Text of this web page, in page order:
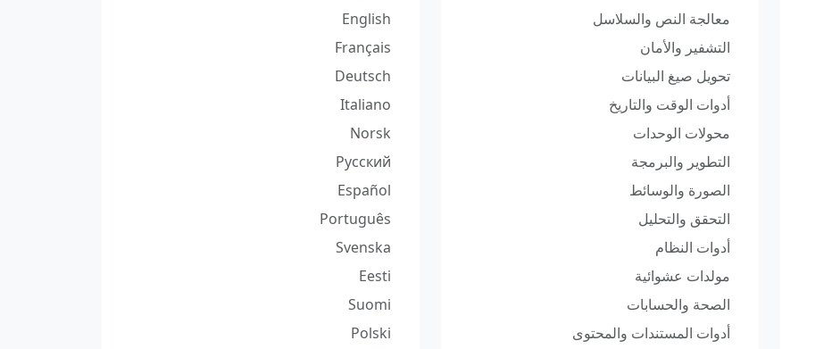
معالجة النص والسلاسل
التشفير والأمان
تحويل صيغ البيانات
أدوات الوقت والتاريخ
محولات الوحدات
التطوير والبرمجة
الصورة والوسائط
التحقق والتحليل
أدوات النظام
مولدات عشوائية
الصحة والحسابات
أدوات المستندات والمحتوى
English
Français
Deutsch
Italiano
Norsk
Русский
Español
Português
Svenska
Eesti
Suomi
Polski